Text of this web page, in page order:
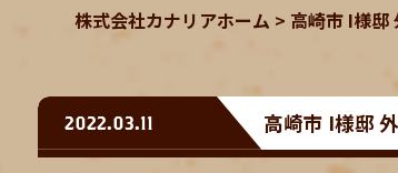
株式会社カナリアホーム > 高崎市 I様邸
2022.03.11 高崎市 I様邸